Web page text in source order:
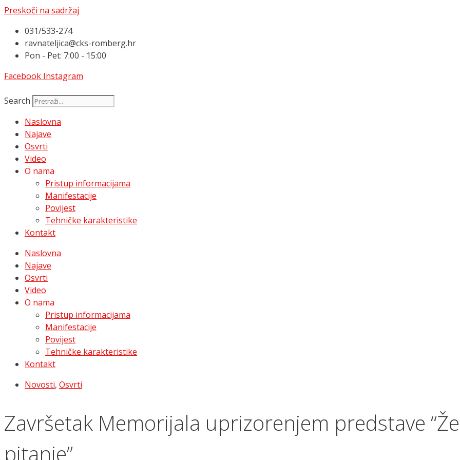
Preskoči na sadržaj
031/533-274
ravnateljica@cks-romberg.hr
Pon - Pet: 7:00 - 15:00
Facebook Instagram
Search
Naslovna
Najave
Osvrti
Video
O nama
Pristup informacijama
Manifestacije
Povijest
Tehničke karakteristike
Kontakt
Naslovna
Najave
Osvrti
Video
O nama
Pristup informacijama
Manifestacije
Povijest
Tehničke karakteristike
Kontakt
Novosti, Osvrti
Završetak Memorijala uprizorenjem predstave
pitanje”